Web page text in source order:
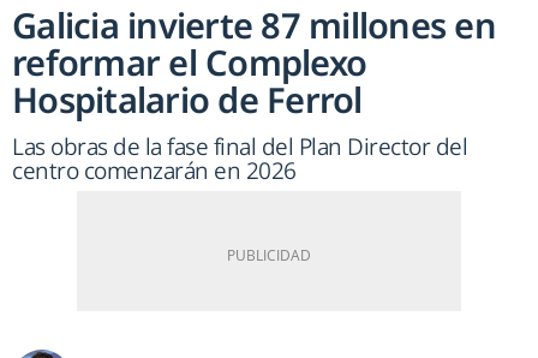
Galicia invierte 87 millones en
reformar el Complexo
Hospitalario de Ferrol
Las obras de la fase final del Plan Director del
centro comenzarán en 2026